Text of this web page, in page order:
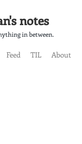
notes
in between.
Feed TIL
About